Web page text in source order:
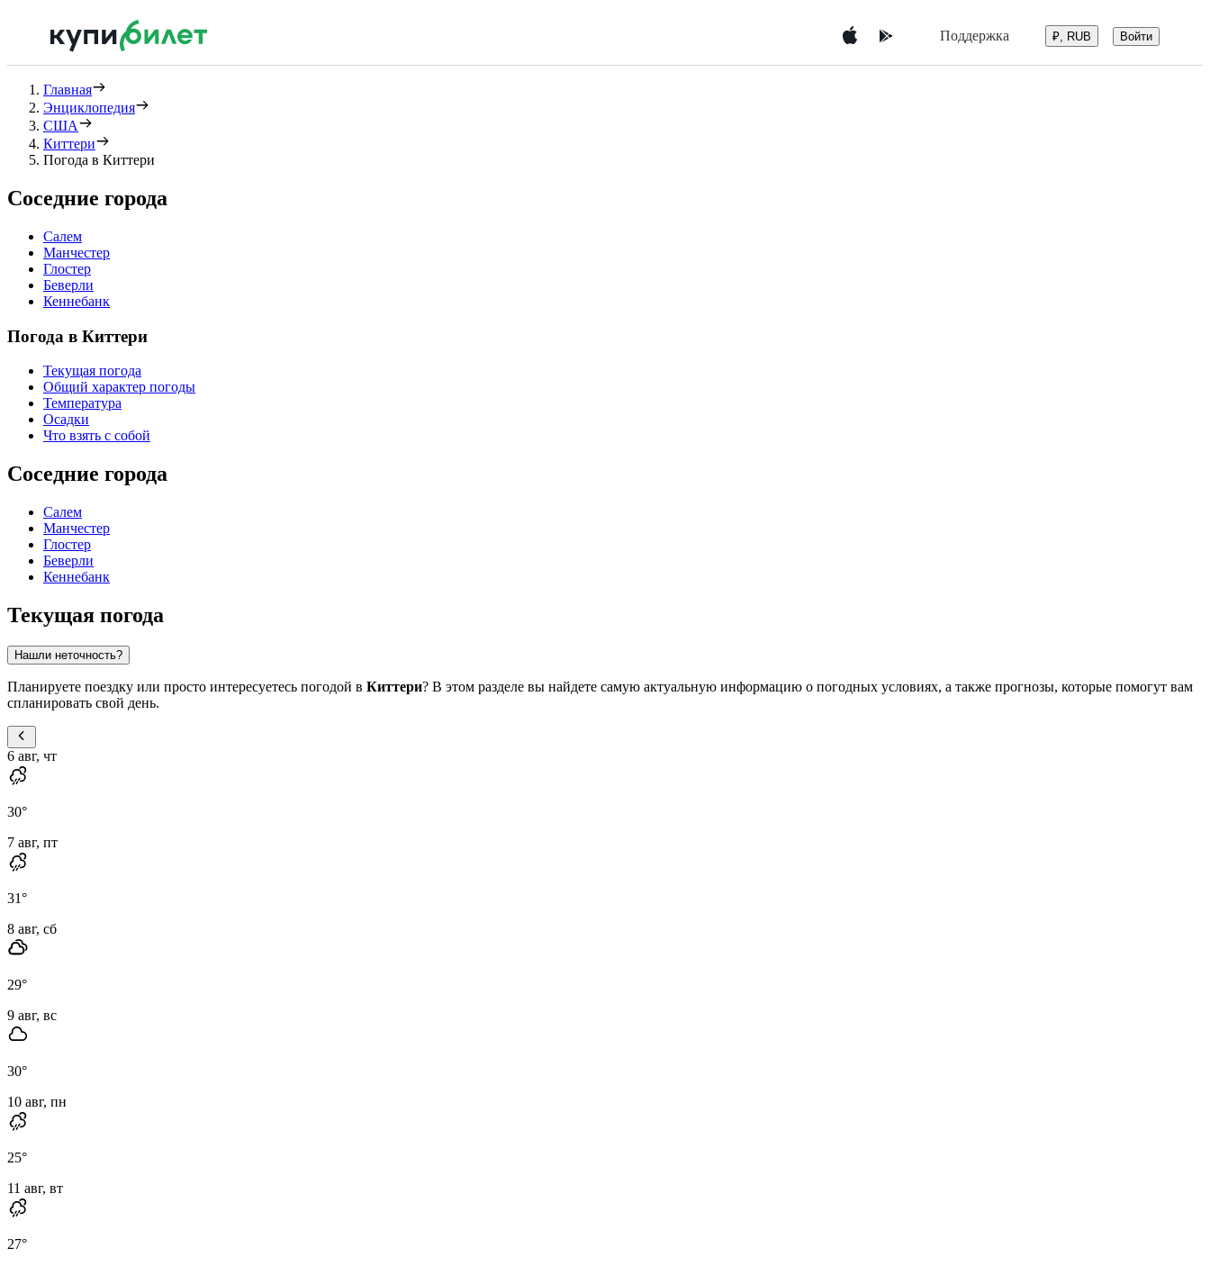
Поддержка ₽, RUB Войти
Главная
Энциклопедия
США
Киттери
Погода в Киттери
Соседние города
Салем
Манчестер
Глостер
Беверли
Кеннебанк
Погода в Киттери
Текущая погода
Общий характер погоды
Температура
Осадки
Что взять с собой
Соседние города
Салем
Манчестер
Глостер
Беверли
Кеннебанк
Текущая погода
Нашли неточность?
Планируете поездку или просто интересуетесь погодой в Киттери? В этом разделе вы найдете самую актуальную информацию о погодных условиях, а также прогнозы, которые помогут вам
спланировать свой день.
6 авг, чт
30°
7 авг, пт
31°
8 авг, сб
29°
9 авг, вс
30°
10 авг, пн
25°
11 авг, вт
27°